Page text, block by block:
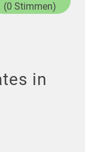
(0 Stimmen)
in